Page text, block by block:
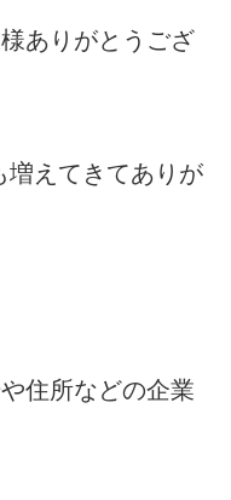
ありがとうござ
増えてきてありが
住所などの企業